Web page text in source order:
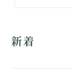
新着